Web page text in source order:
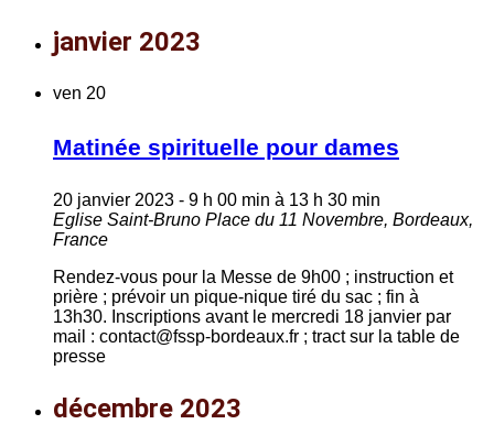
janvier 2023
ven 20
Matinée spirituelle pour dames
20 janvier 2023 - 9 h 00 min à 13 h 30 min
Eglise Saint-Bruno Place du 11 Novembre, Bordeaux,
France
Rendez-vous pour la Messe de 9h00 ; instruction et
prière ; prévoir un pique-nique tiré du sac ; fin à
13h30. Inscriptions avant le mercredi 18 janvier par
mail : contact@fssp-bordeaux.fr ; tract sur la table de
presse
décembre 2023